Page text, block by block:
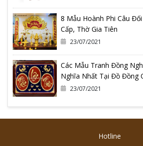
8 Mẫu Hoành Phi Câu
Cấp, Thờ Gia Tiên
23/07/2021
Các Mẫu Tranh Đồng
Nghĩa Nhất Tại Đồ Đồng
23/07/2021
Hotline